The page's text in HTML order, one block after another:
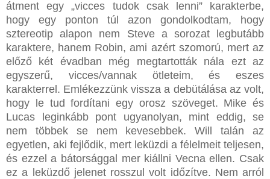
átment egy „vicces tudok csak lenni” karakterbe,
hogy egy ponton túl azon gondolkodtam, hogy
sztereotip alapon nem Steve a sorozat legbutább
karaktere, hanem Robin, ami azért szomorú, mert az
előző két évadban még megtartották nála ezt az
egyszerű, vicces/vannak ötleteim, és eszes
karakterrel. Emlékezzünk vissza a debütálása az volt,
hogy le tud fordítani egy orosz szöveget. Mike és
Lucas leginkább pont ugyanolyan, mint eddig, se
nem többek se nem kevesebbek. Will talán az
egyetlen, aki fejlődik, mert leküzdi a félelmeit teljesen,
és ezzel a bátorsággal mer kiállni Vecna ellen. Csak
ez a leküzdő jelenet rosszul volt időzítve. Nem arról